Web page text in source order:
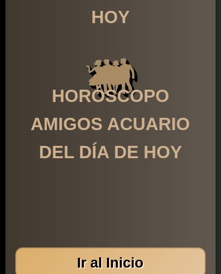
HOY
HORÓSCOPO
AMIGOS ACUARIO
DEL DÍA DE HOY
Ir al Inicio